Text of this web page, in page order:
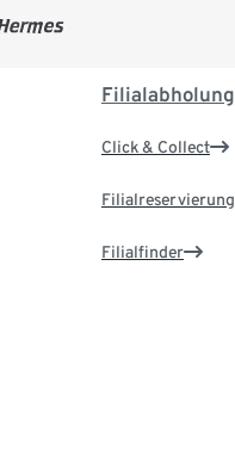
Filialabholung
Click & Collect
Filialreservierung
Filialfinder